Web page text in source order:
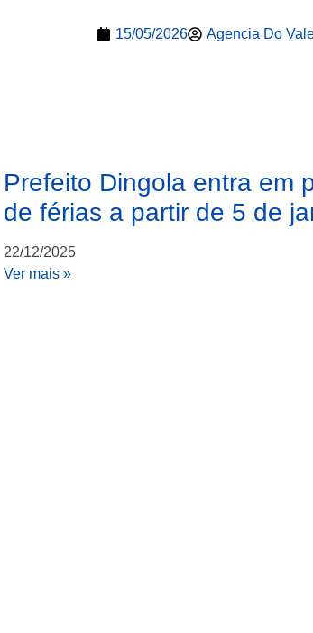
15/05/2026 Agencia Do
Prefeito Dingola entra em
de férias a partir de 5 de
22/12/2025
Ver mais »